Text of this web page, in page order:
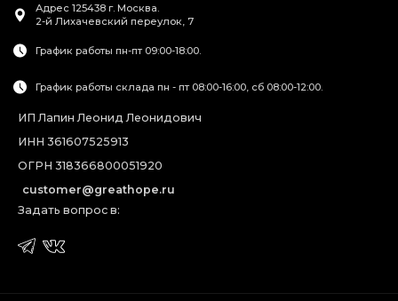
Адрес 125438 г. Москва
2-й Лихачевский переулок, 7
График работы пн-пт 09:00-18:00.
График работы склада пн - пт 08:00-16:00, сб 08:00-12:00.
ИП Лапин Леонид Леонидович
ИНН 361607525913
ОГРН 318366800051920
customer@greathope.ru
Задать вопрос в: